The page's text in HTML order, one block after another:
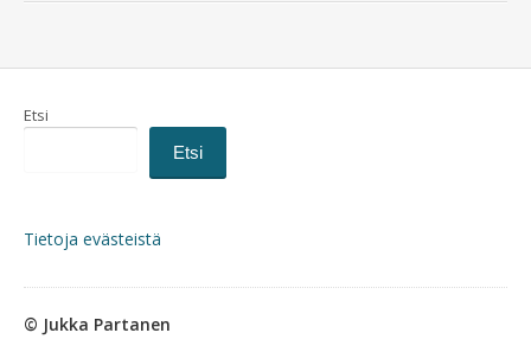
Etsi
Etsi
Tietoja evästeistä
© Jukka Partanen